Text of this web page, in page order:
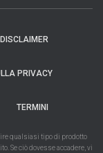
DISCLAIMER
PRIVACY
TERMINI
qualsiasi tipo di prodotto
Se ciò dovesse accadere, vi